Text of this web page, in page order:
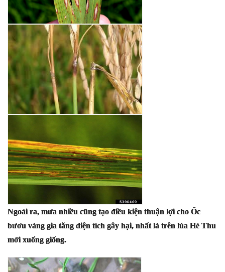
Ngoài ra, mưa nhiều cũng tạo điều kiện thuận lợi cho Ốc
bươu vàng gia tăng diện tích gây hại, nhất là trên lúa Hè Thu
mới xuống giống.